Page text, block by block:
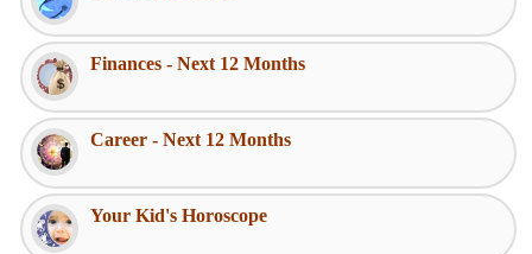
Finances - Next 12 Months
Career - Next 12 Months
Your Kid's Horoscope